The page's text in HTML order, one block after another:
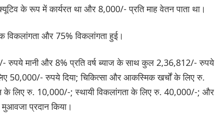
के रूप में कार्यरत था और 8,000/- प्रति माह वेतन पाता था।
विकलांगता और 75% विकलांगता हुई।
रुपये मानी और 8% प्रति वर्ष ब्याज के साथ कुल 2,36,812/- रुपये
50,000/- रुपये दिया; चिकित्सा और आकस्मिक खर्चों के लिए रु.
के लिए रु. 10,000/-; स्थायी विकलांगता के लिए रु. 40,000/-; और
प्रदान किया।